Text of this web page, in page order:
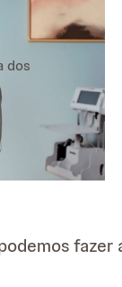
dos